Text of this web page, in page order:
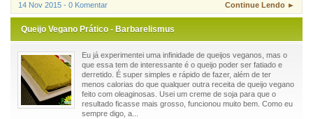
14 Nov 2015 - 0 Komentar Continue Lendo ►
Queijo Vegano Prático - Barbarelismus
Eu já experimentei uma infinidade de queijos veganos, mas o
que essa tem de interessante é o queijo poder ser fatiado e
derretido. É super simples e rápido de fazer, além de ter
menos calorias do que qualquer outra receita de queijo vegano
feito com oleaginosas. Usei um creme de soja para que o
resultado ficasse mais grosso, funcionou muito bem. Como eu
sempre digo, a...